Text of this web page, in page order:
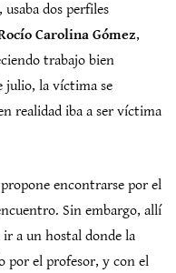
, usaba dos perfiles
Carolina Gómez,
trabajo bien
julio, la víctima se
realidad iba a ser víctima
encontrarse por el
Sin embargo, allí
ir a un hostal donde la
por el profesor, y con el